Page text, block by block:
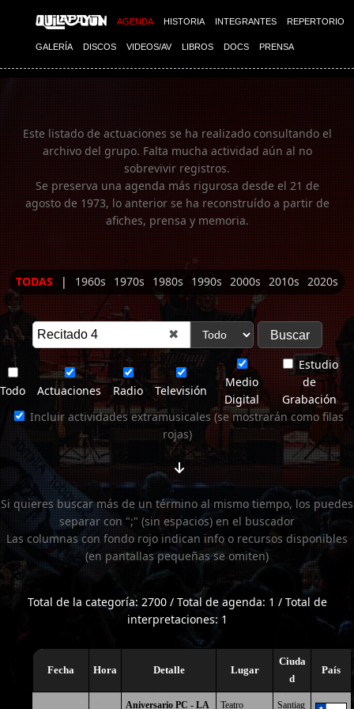
AGENDA HISTORIA INTEGRANTES REPERTORIO
GALERÍA DISCOS VIDEOS/AV LIBROS DOCS PRENSA
Imagen 01
Este listado de actuaciones se ha realizado consultando el
archivo del grupo. Falta mucha actividad aún al no
sobrevivir registros.
Se preserva una agenda más rigurosa desde el 21 de
agosto de 1973, lo anterior se ha reconstruído a partir de
afiches, prensa y memoria.
TODAS | 1960s 1970s 1980s 1990s 2000s 2010s 2020s
✖
Todo Actuaciones Radio Televisión
Medio
Digital
Estudio
de
Grabación
Incluir actividades extramusicales (se mostrarán como filas
rojas)
Si quieres buscar más de un término al mismo tiempo, los puedes
separar con ";" (sin espacios) en el buscador
Las columnas con fondo rojo indican info o recursos disponibles
(en pantallas pequeñas se omiten)
Total de la categoría: 2700 / Total de agenda: 1 / Total de
interpretaciones: 1
Fecha Hora Detalle Lugar
Ciuda
d
País
Aniversario PC - LA Teatro Santiag